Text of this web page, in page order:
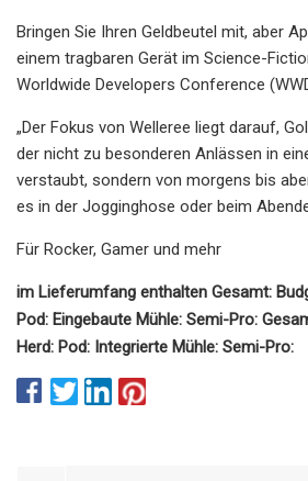
Bringen Sie Ihren Geldbeutel mit, aber
einem tragbaren Gerät im Science-
Worldwide Developers Conference
„Der Fokus von Welleree liegt darauf,
der nicht zu besonderen Anlässen in
verstaubt, sondern von morgens bis
es in der Jogginghose oder beim
Für Rocker, Gamer und mehr
im Lieferumfang enthalten Gesamt:
Pod: Eingebaute Mühle: Semi-Pro:
Herd: Pod: Integrierte Mühle: Semi-Pro: